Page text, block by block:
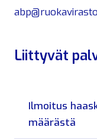
Liittyvät
Ilmoitus
määrästä